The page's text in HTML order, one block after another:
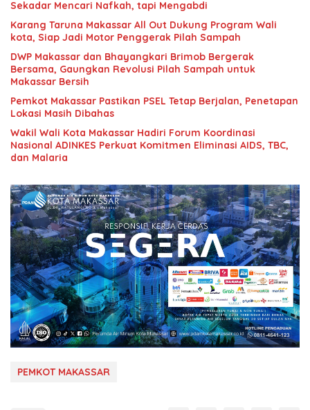
Sekadar Mencari Nafkah, tapi Mengabdi
Karang Taruna Makassar All Out Dukung Program Wali
kota, Siap Jadi Motor Penggerak Pilah Sampah
DWP Makassar dan Bhayangkari Brimob Bergerak
Bersama, Gaungkan Revolusi Pilah Sampah untuk
Makassar Bersih
Pemkot Makassar Pastikan PSEL Tetap Berjalan, Penetapan
Lokasi Masih Dibahas
Wakil Wali Kota Makassar Hadiri Forum Koordinasi
Nasional ADINKES Perkuat Komitmen Eliminasi AIDS, TBC,
dan Malaria
PEMKOT MAKASSAR